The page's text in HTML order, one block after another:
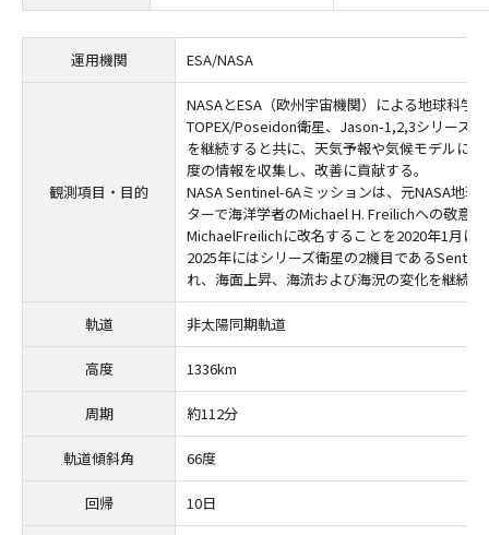
運用機関 ESA/NASA
観測項目・目的
NASAとESA（欧州宇宙機関）による地球科学
TOPEX/Poseidon衛星、Jason-1,2,3シリーズ
を継続すると共に、天気予報や気候モデルに
度の情報を収集し、改善に貢献する。
NASA Sentinel-6Aミッションは、元NASA地球
ターで海洋学者のMichael H. Freilichへの敬意
MichaelFreilichに改名することを2020年1月に
2025年にはシリーズ衛星の2機目である
れ、海面上昇、海流および海況の変化を継続
軌道 非太陽同期軌道
高度 1336km
周期 約112分
軌道傾斜角 66度
回帰 10日